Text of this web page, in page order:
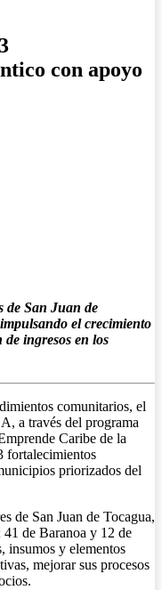
con apoyo
de San Juan de
el crecimiento
ingresos en los
comunitarios, el
a través del programa
Caribe de la
fortalecimientos
priorizados del
de San Juan de Tocagua,
de Baranoa y 12 de
insumos y elementos
mejorar sus procesos